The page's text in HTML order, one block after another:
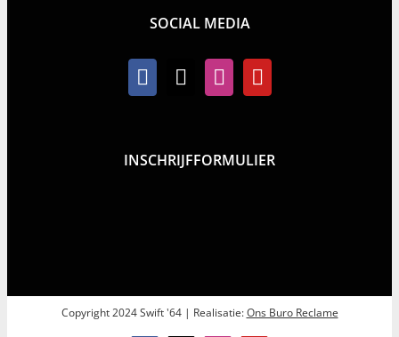
SOCIAL MEDIA
INSCHRIJFFORMULIER
Copyright 2024 Swift '64 | Realisatie:Ons Buro Reclame